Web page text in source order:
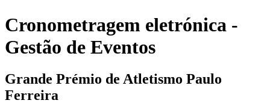
Cronometragem eletrónica -
Gestão de Eventos
Grande Prémio de Atletismo Paulo
Ferreira